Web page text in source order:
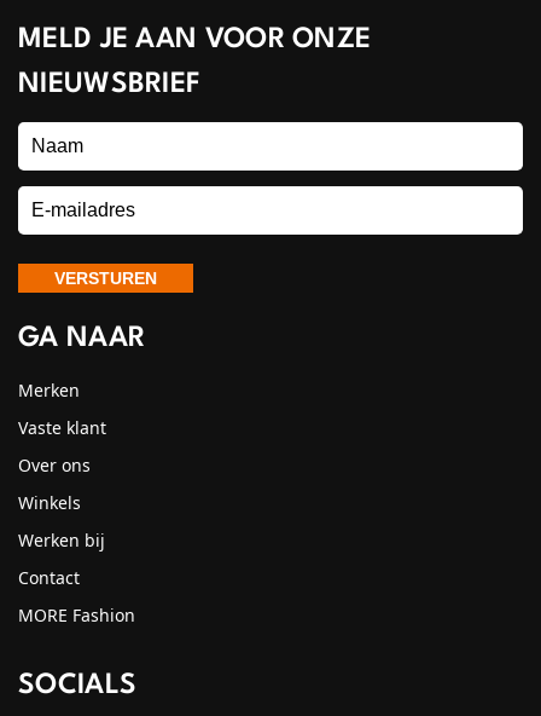
MELD JE AAN VOOR ONZE
NIEUWSBRIEF
GA NAAR
Merken
Vaste klant
Over ons
Winkels
Werken bij
Contact
MORE Fashion
SOCIALS